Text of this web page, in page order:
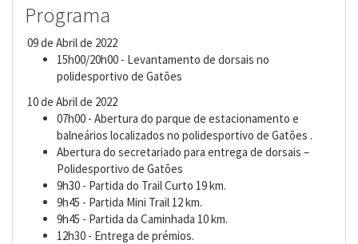
Programa
09 de Abril de 2022
15h00/20h00 - Levantamento de dorsais no
polidesportivo de Gatões
10 de Abril de 2022
07h00 - Abertura do parque de estacionamento e
balneários localizados no polidesportivo de Gatões .
Abertura do secretariado para entrega de dorsais –
Polidesportivo de Gatões
9h30 - Partida do Trail Curto 19 km.
9h45 - Partida Mini Trail 12 km.
9h45 - Partida da Caminhada 10 km.
12h30 - Entrega de prémios.